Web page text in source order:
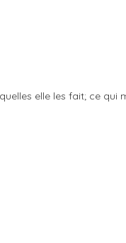
elle les fait; ce qui